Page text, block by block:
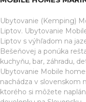
Ubytovanie (Kemping)
Liptov. Ubytovanie
Liptov s výhľadom na
Bešeňovej a ponúka
kuchyňu, bar, záhradu,
Ubytovanie Mobile
nachádza v slovenskom
ktorého si môžete